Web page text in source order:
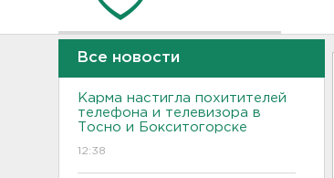
Все новости
Карма настигла похитителей
телефона и телевизора в
Тосно и Бокситогорске
12:38